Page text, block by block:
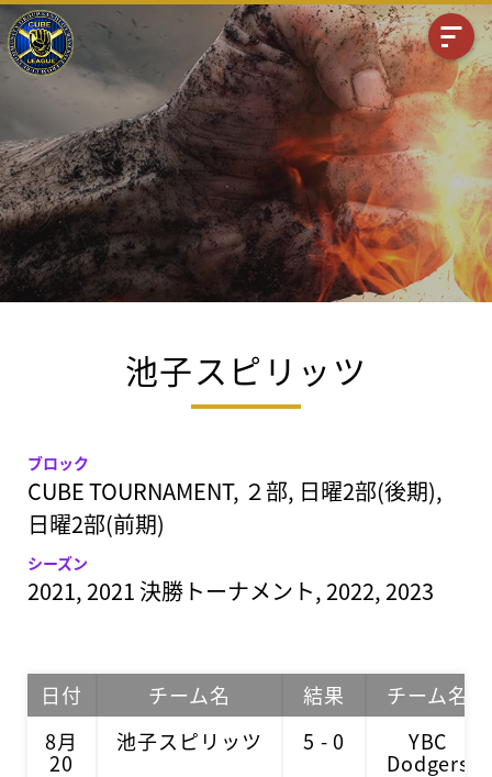
池子スピリッツ
ブロック
CUBE TOURNAMENT, ２部, 日曜2部(後期),
日曜2部(前期)
シーズン
2021, 2021 決勝トーナメント, 2022, 2023
日付 チーム名 結果
チーム名
8月
20
池子スピリッツ 5 - 0 YBC
Dodgers